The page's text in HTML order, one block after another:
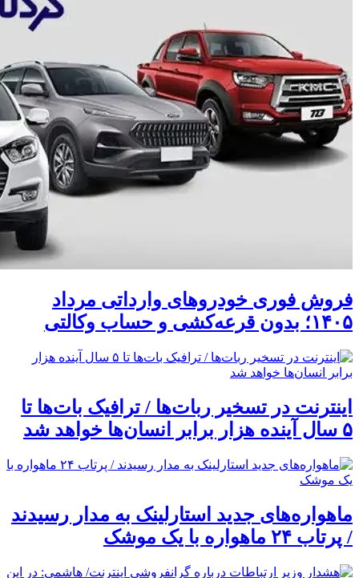
فروش فوری خودروهای وارداتی مرداد
۱۴۰۵؛ بدون قرعه‌کشی و حساب وکالتی
اینترنت در تسخیر ربات‌ها / ترافیک بات‌ها تا
۵ سال آینده هزار برابر انسان‌ها خواهد شد
ماهواره‌های جدید استارلینک به مدار رسیدند
/ پرتاب ۲۴ ماهواره با یک موشک